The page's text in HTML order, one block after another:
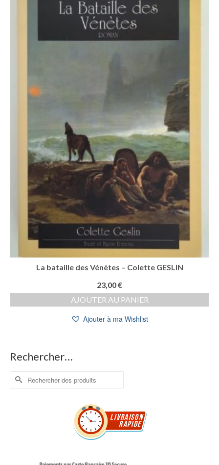
La bataille des Vénètes – Colette GESLIN
23,00€
AJOUTER AU PANIER
Ajouter à ma Wishlist
Rechercher…
Rechercher :